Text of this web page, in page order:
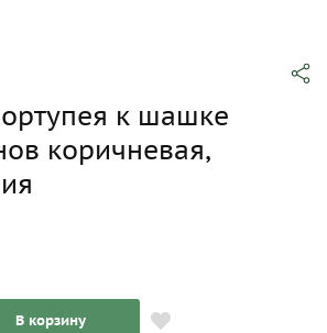
к шашке
коричневая,
В корзину